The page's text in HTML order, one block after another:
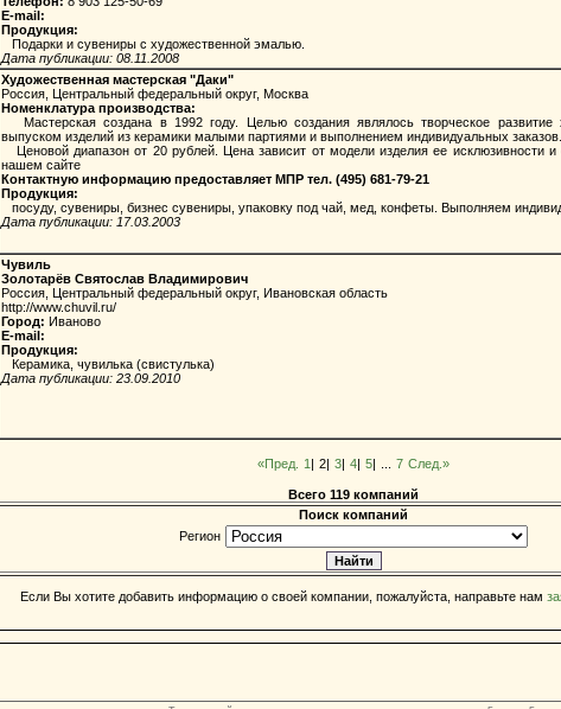
E-mail:
Продукция:
Подарки и сувениры с художественной эмалью.
Дата публикации: 08.11.2008
Художественная мастерская "Даки"
Россия, Центральный федеральный округ, Москва
Номенклатура производства:
Мастерская создана в 1992 году. Целью создания являлось творческое развитие
выпуском изделий из керамики малыми партиями и выполнением индивидуальных заказов.
Ценовой диапазон от 20 рублей. Цена зависит от модели изделия ее исклюзивности и
нашем сайте
Контактную информацию предоставляет МПР тел. (495) 681-79-21
Продукция:
посуду, сувениры, бизнес сувениры, упаковку под чай, мед, конфеты. Выполняем
Дата публикации: 17.03.2003
Чувиль
Золотарёв Святослав Владимирович
Россия, Центральный федеральный округ, Ивановская область
http://www.chuvil.ru/
Город: Иваново
E-mail:
Продукция:
Керамика, чувилька (свистулька)
Дата публикации: 23.09.2010
«Пред. 1 | 2| 3| 4| 5| 7 След.»
Всего 119 компаний
Поиск компаний
Регион
Если Вы хотите добавить информацию о своей компании, пожалуйста, направьте нам